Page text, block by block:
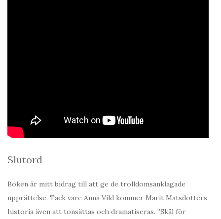
Slutord
Boken är mitt bidrag till att ge de trolldomsanklagade
upprättelse. Tack vare Anna Vild kommer Marit Matsdotters
historia även att tonsättas och dramatiseras. ”Skål för